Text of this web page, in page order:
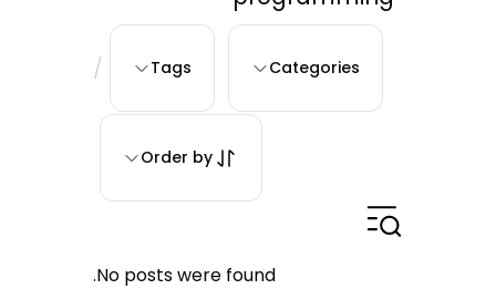
Categories
Tags
/
Order by
No posts were found.